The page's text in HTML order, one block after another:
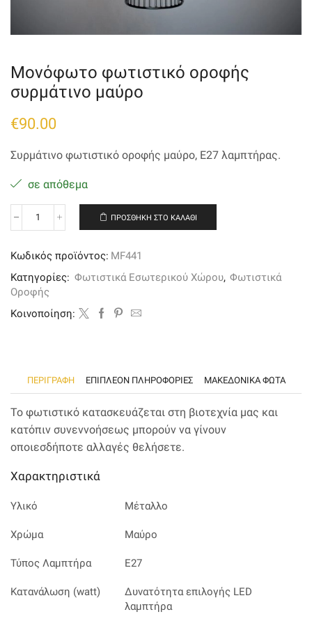
Μονόφωτο φωτιστικό οροφής
συρμάτινο μαύρο
€90.00
Συρμάτινο φωτιστικό οροφής μαύρο, Ε27 λαμπτήρας.
σε απόθεμα
Μονόφωτο
συρμάτινο
μαύρο
ποσότητα
ΠΡΟΣΘΉΚΗ ΣΤΟ ΚΑΛΆΘΙ
Κωδικός προϊόντος: MF441
Κατηγορίες: Φωτιστικά Εσωτερικού Χώρου, Φωτιστικά
Οροφής
Kοινοποίηση:
ΠΕΡΙΓΡΑΦΉ ΕΠΙΠΛΈΟΝ ΠΛΗΡΟΦΟΡΊΕΣ ΜΑΚΕΔΟΝΙΚΑ ΦΩΤΑ
Το φωτιστικό κατασκευάζεται στη βιοτεχνία μας και
κατόπιν συνεννοήσεως μπορούν να γίνουν
οποιεσδήποτε αλλαγές θελήσετε.
Χαρακτηριστικά
Υλικό Μέταλλο
Χρώμα Μαύρο
Τύπος Λαμπτήρα Ε27
Κατανάλωση (watt)
Δυνατότητα επιλογής LED
λαμπτήρα